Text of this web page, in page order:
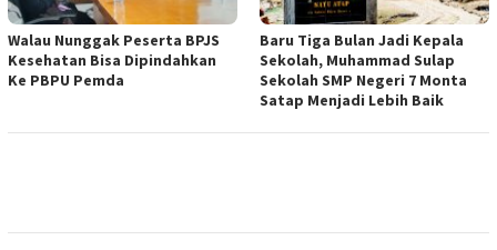
Walau Nunggak Peserta BPJS
Kesehatan Bisa Dipindahkan
Ke PBPU Pemda
Baru Tiga Bulan Jadi Kepala
Sekolah, Muhammad Sulap
Sekolah SMP Negeri 7 Monta
Satap Menjadi Lebih Baik